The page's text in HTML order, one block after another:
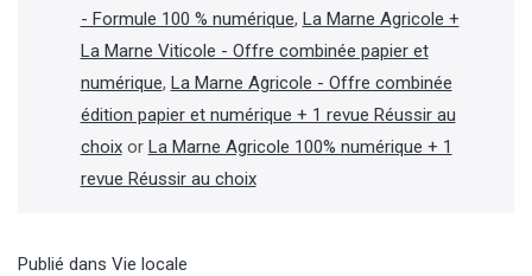
- Formule 100 % numérique, La Marne Agricole +
La Marne Viticole - Offre combinée papier et
numérique, La Marne Agricole - Offre combinée
édition papier et numérique + 1 revue Réussir au
choixor La Marne Agricole 100% numérique + 1
revue Réussir au choix
Publié dans Vie locale